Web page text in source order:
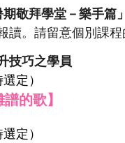
期敬拜學堂－樂手篇」
。請留意個別課
技巧之學員
定）
的歌】
定）